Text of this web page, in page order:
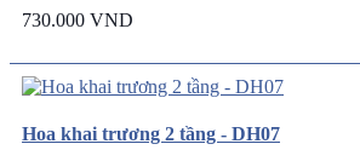
730.000 VND
Hoa khai trương 2 tầng - DH07